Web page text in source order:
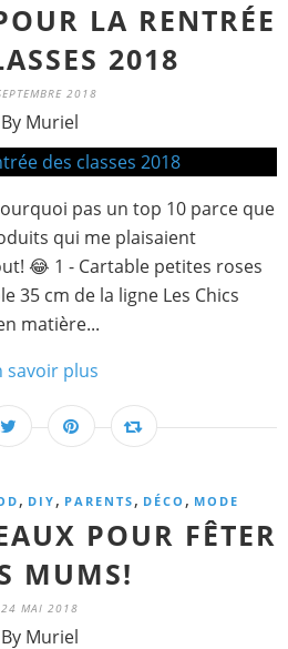
LA RENTRÉE
2018
2018
By Muriel
pas un top 10 parce que
qui me plaisaient
😂 1 - Cartable petites roses
35 cm de la ligne Les Chics
matière...
savoir plus
, DIY, PARENTS, DÉCO , MODE
POUR FÊTER
MUMS!
24 MAI 2018
By Muriel